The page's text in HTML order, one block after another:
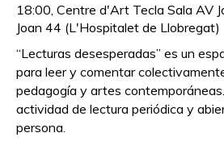
18:00, Centre d'Art Tecla Sala AV
Joan 44 (L'Hospitalet de Llobregat)
“Lecturas desesperadas” es un
para leer y comentar
pedagogía y artes
actividad de lectura periódica y
persona.